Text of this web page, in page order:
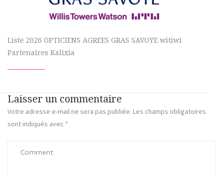
Liste 2026 OPTICIENS AGREES GRAS SAVOYE witiwi
Partenaires Kalixia
Laisser un commentaire
Votre adresse e-mail ne sera pas publiée. Les champs obligatoires
sont indiqués avec *